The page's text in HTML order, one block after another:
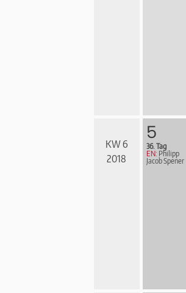
KW 6
2018
5
36. Tag
EN: Philipp
Jacob Spener